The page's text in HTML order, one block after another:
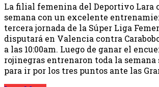
La filial femenina del Deportivo Lara
semana con un excelente
tercera jornada de la Súper Liga
disputará en Valencia contra
a las 10:00am. Luego de ganar el
rojinegras entrenaron toda la semana
para ir por los tres puntos ante las